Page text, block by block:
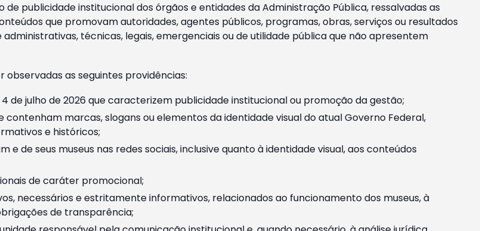
publicidade institucional dos órgãos e entidades da Administração Pública, ressalvadas as
que promovam autoridades, agentes públicos, programas, obras, serviços ou resultados
técnicas, legais, emergenciais ou de utilidade pública que não apresentem
observadas as seguintes providências:
julho de 2026 que caracterizem publicidade institucional ou promoção da gestão;
marcas, slogans ou elementos da identidade visual do atual Governo Federal,
e históricos;
de seus museus nas redes sociais, inclusive quanto à identidade visual, aos conteúdos
de caráter promocional;
necessários e estritamente informativos, relacionados ao funcionamento dos museus, à
de transparência;